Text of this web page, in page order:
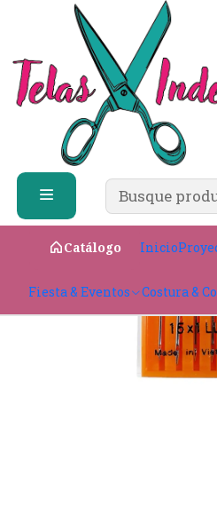
Catálogo Inicio
Fiesta & Eventos Costura &
✨ ¿Cómo comprar?
Costura &
📍 Agujas & Alfileres
Agujas